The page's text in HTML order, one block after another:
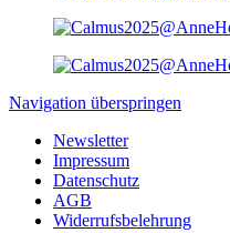
Navigation überspringen
Newsletter
Impressum
Datenschutz
AGB
Widerrufsbelehrung